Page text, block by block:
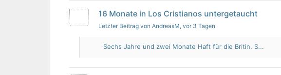
16 Monate in Los Cristianos untergetaucht
Letzter Beitrag von AndreasM, vor 3 Tagen
Sechs Jahre und zwei Monate Haft für die Britin. S...